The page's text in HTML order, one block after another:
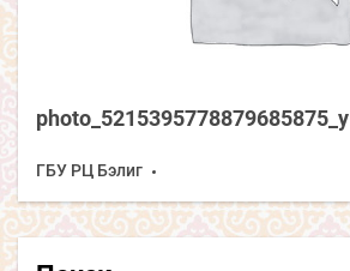
photo_5215395778879685875_y
ГБУ РЦ Бэлиг